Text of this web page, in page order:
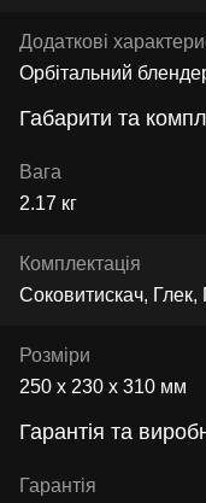
Додаткові
Орбітальний
Габарити та
Вага
2.17 кг
Комплектація
Соковитискач, Глек,
Розміри
250 х 230 х 310 мм
Гарантія та
Гарантія